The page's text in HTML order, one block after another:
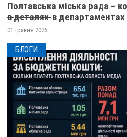
Полтавська міська рада –
в̶ ̶д̶е̶т̶а̶л̶я̶х̶ ̶ в департаментах
01 травня 2026
БЛОГИ